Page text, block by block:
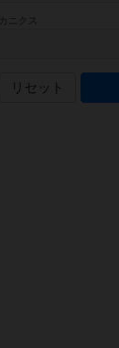
す。直感的にゲーム
ーム性を構成するコアシ
リセット